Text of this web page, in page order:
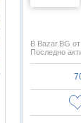
В Bazar.BG
Последно